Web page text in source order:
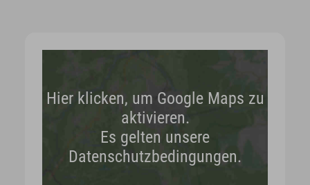
Hier klicken, um Google Maps zu
aktivieren.
Es gelten unsere
Datenschutzbedingungen.